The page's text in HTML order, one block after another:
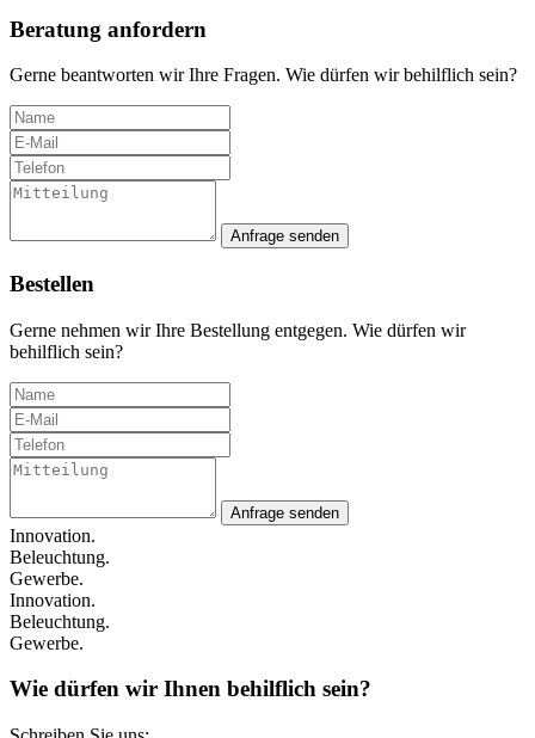
Beratung anfordern
Gerne beantworten wir Ihre Fragen. Wie dürfen wir behilflich sein?
Anfrage senden
Bestellen
Gerne nehmen wir Ihre Bestellung entgegen. Wie dürfen wir
behilflich sein?
Anfrage senden
Innovation.
Beleuchtung.
Gewerbe.
Innovation.
Beleuchtung.
Gewerbe.
Wie dürfen wir Ihnen behilflich sein?